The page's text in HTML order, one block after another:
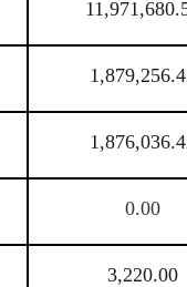
0.00
3,220.00